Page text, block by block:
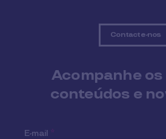
Contacte-nos
Acompanhe
conteúdos e
E-mail *